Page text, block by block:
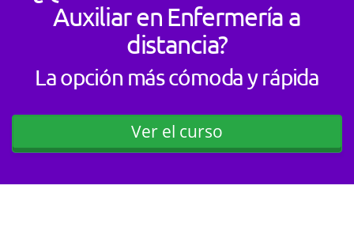
Auxiliar en Enfermería a
distancia?
La opción más cómoda y rápida
Ver el curso